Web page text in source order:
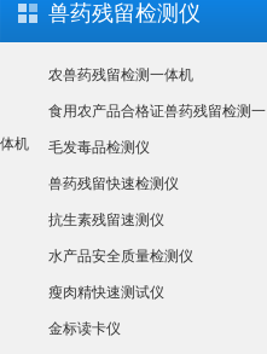
兽药残留检测仪
农兽药残留检测一体机
食用农产品合格证兽药残留检测一
体机 毛发毒品检测仪
兽药残留快速检测仪
抗生素残留速测仪
水产品安全质量检测仪
瘦肉精快速测试仪
金标读卡仪